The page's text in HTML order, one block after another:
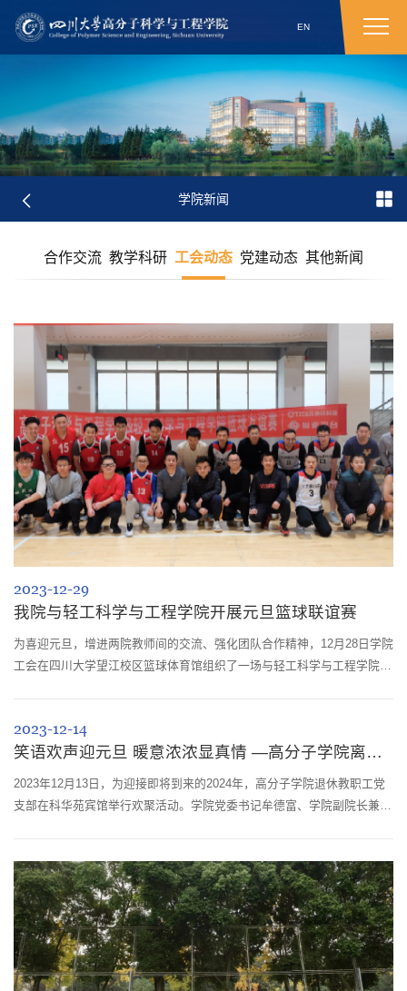
EN
学院新闻
合作交流 教学科研 工会动态 党建动态 其他新闻
2023-12-29
我院与轻工科学与工程学院开展元旦篮球联谊赛
为喜迎元旦，增进两院教师间的交流、强化团队合作精神，12月28日学院
工会在四川大学望江校区篮球体育馆组织了一场与轻工科学与工程学院的
技艺精湛，防守时紧密盯防、抢断、盖帽顽强。高分子科学与工程学院的
教师队伍凭借默契的配合和精准的投篮一度领先，而轻工科学与工程学院
2023-12-14
笑语欢声迎元旦 暖意浓浓显真情 —高分子学院离退休教职工喜迎2024年元旦
2023年12月13日，为迎接即将到来的2024年，高分子学院退休教职工党
支部在科华苑宾馆举行欢聚活动。学院党委书记牟德富、学院副院长兼工
项事业发展动态，并热忱邀请老教师们参加“四川大学高分子学科创立70
周年暨高质量发展学术交流会”，持续为学院发展建言献策，贡献自己的
力量。他代表学...